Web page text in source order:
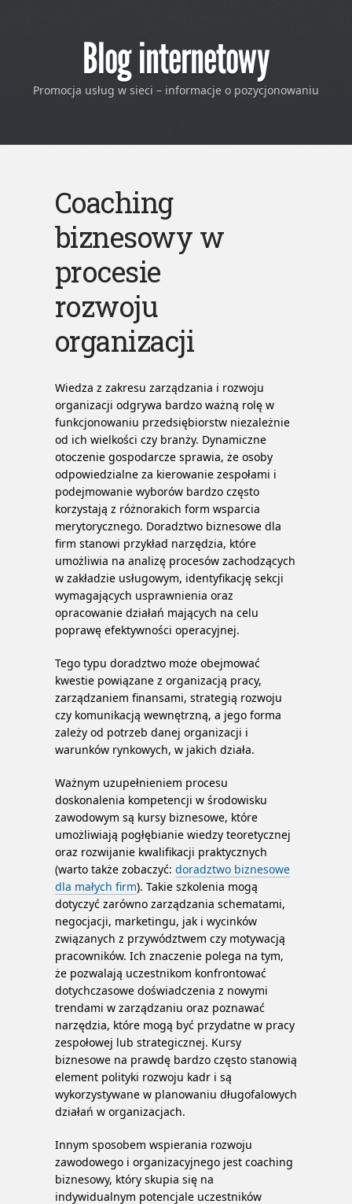
Blog internetowy
Promocja usług w sieci – informacje o pozycjonowaniu
Coaching
biznesowy w
procesie
rozwoju
organizacji
Wiedza z zakresu zarządzania i rozwoju
organizacji odgrywa bardzo ważną rolę w
funkcjonowaniu przedsiębiorstw niezależnie
od ich wielkości czy branży. Dynamiczne
otoczenie gospodarcze sprawia, że osoby
odpowiedzialne za kierowanie zespołami i
podejmowanie wyborów bardzo często
korzystają z różnorakich form wsparcia
merytorycznego. Doradztwo biznesowe dla
firm stanowi przykład narzędzia, które
umożliwia na analizę procesów zachodzących
w zakładzie usługowym, identyfikację sekcji
wymagających usprawnienia oraz
opracowanie działań mających na celu
poprawę efektywności operacyjnej.
Tego typu doradztwo może obejmować
kwestie powiązane z organizacją pracy,
zarządzaniem finansami, strategią rozwoju
czy komunikacją wewnętrzną, a jego forma
zależy od potrzeb danej organizacji i
warunków rynkowych, w jakich działa.
Ważnym uzupełnieniem procesu
doskonalenia kompetencji w środowisku
zawodowym są kursy biznesowe, które
umożliwiają pogłębianie wiedzy teoretycznej
oraz rozwijanie kwalifikacji praktycznych
(warto także zobaczyć: doradztwo biznesowe
dla małych firm). Takie szkolenia mogą
dotyczyć zarówno zarządzania schematami,
negocjacji, marketingu, jak i wycinków
związanych z przywództwem czy motywacją
pracowników. Ich znaczenie polega na tym,
że pozwalają uczestnikom konfrontować
dotychczasowe doświadczenia z nowymi
trendami w zarządzaniu oraz poznawać
narzędzia, które mogą być przydatne w pracy
zespołowej lub strategicznej. Kursy
biznesowe na prawdę bardzo często stanowią
element polityki rozwoju kadr i są
wykorzystywane w planowaniu długofalowych
działań w organizacjach.
Innym sposobem wspierania rozwoju
zawodowego i organizacyjnego jest coaching
biznesowy, który skupia się na
indywidualnym potencjale uczestników